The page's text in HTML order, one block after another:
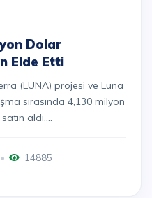
Dolar
Elde Etti
(LUNA) projesi ve Luna
sırasında 4,130 milyon
aldı....
14885